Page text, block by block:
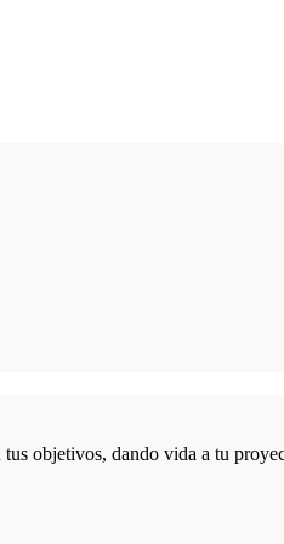
objetivos, dando vida a tu